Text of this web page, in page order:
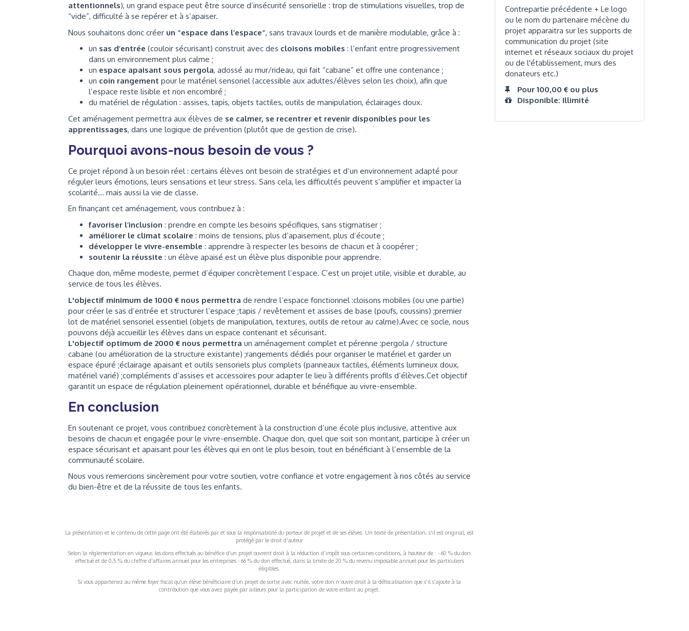
attentionnels), un grand espace peut être source d’insécurité sensorielle : trop de stimulations visuelles, trop de
“vide”, difficulté à se repérer et à s’apaiser.
Nous souhaitons donc créer un “espace dans l’espace”, sans travaux lourds et de manière modulable, grâce à :
un sas d’entrée (couloir sécurisant) construit avec des cloisons mobiles : l’enfant entre progressivement
dans un environnement plus calme ;
un espace apaisant sous pergola, adossé au mur/rideau, qui fait “cabane” et offre une contenance ;
un coin rangement pour le matériel sensoriel (accessible aux adultes/élèves selon les choix), afin que
l’espace reste lisible et non encombré ;
du matériel de régulation : assises, tapis, objets tactiles, outils de manipulation, éclairages doux.
Cet aménagement permettra aux élèves de se calmer, se recentrer et revenir disponibles pour les
apprentissages, dans une logique de prévention (plutôt que de gestion de crise).
Pourquoi avons-nous besoin de vous ?
Ce projet répond à un besoin réel : certains élèves ont besoin de stratégies et d’un environnement adapté pour
réguler leurs émotions, leurs sensations et leur stress. Sans cela, les difficultés peuvent s’amplifier et impacter la
scolarité… mais aussi la vie de classe.
En finançant cet aménagement, vous contribuez à :
favoriser l’inclusion : prendre en compte les besoins spécifiques, sans stigmatiser ;
améliorer le climat scolaire : moins de tensions, plus d’apaisement, plus d’écoute ;
développer le vivre-ensemble : apprendre à respecter les besoins de chacun et à coopérer ;
soutenir la réussite : un élève apaisé est un élève plus disponible pour apprendre.
Chaque don, même modeste, permet d’équiper concrètement l’espace. C’est un projet utile, visible et durable, au
service de tous les élèves.
L'objectif minimum de 1000 € nous permettra de rendre l’espace fonctionnel :cloisons mobiles (ou une partie)
pour créer le sas d’entrée et structurer l’espace ;tapis / revêtement et assises de base (poufs, coussins) ;premier
lot de matériel sensoriel essentiel (objets de manipulation, textures, outils de retour au calme).Avec ce socle, nous
pouvons déjà accueillir les élèves dans un espace contenant et sécurisant.
L'objectif optimum de 2000 € nous permettra un aménagement complet et pérenne :pergola / structure
cabane (ou amélioration de la structure existante) ;rangements dédiés pour organiser le matériel et garder un
espace épuré ;éclairage apaisant et outils sensoriels plus complets (panneaux tactiles, éléments lumineux doux,
matériel varié) ;compléments d’assises et accessoires pour adapter le lieu à différents profils d’élèves.Cet objectif
garantit un espace de régulation pleinement opérationnel, durable et bénéfique au vivre-ensemble.
En conclusion
En soutenant ce projet, vous contribuez concrètement à la construction d’une école plus inclusive, attentive aux
besoins de chacun et engagée pour le vivre-ensemble. Chaque don, quel que soit son montant, participe à créer un
espace sécurisant et apaisant pour les élèves qui en ont le plus besoin, tout en bénéficiant à l’ensemble de la
communauté scolaire.
Nous vous remercions sincèrement pour votre soutien, votre confiance et votre engagement à nos côtés au service
du bien-être et de la réussite de tous les enfants.
La présentation et le contenu de cette page ont été élaborés par et sous la responsabilité du porteur de projet et de ses élèves. Un texte de présentation, s'il est original, est
protégé par le droit d'auteur
Selon la réglementation en vigueur, les dons effectués au bénéfice d’un projet ouvrent droit à la réduction d’impôt sous certaines conditions, à hauteur de : - 60 % du don
effectué et de 0,5 % du chiffre d’affaires annuel pour les entreprises - 66 % du don effectué, dans la limite de 20 % du revenu imposable annuel pour les particuliers
éligibles.
Si vous appartenez au même foyer fiscal qu’un élève bénéficiaire d’un projet de sortie avec nuitée, votre don n’ouvre droit à la défiscalisation que s’il s’ajoute à la
contribution que vous avez payée par ailleurs pour la participation de votre enfant au projet.
Contrepartie précédente + Le logo
ou le nom du partenaire mécène du
projet apparaitra sur les supports de
communication du projet (site
internet et réseaux sociaux du projet
ou de l'établissement, murs des
donateurs etc.)
Pour 100,00 € ou plus
Disponible: Illimité